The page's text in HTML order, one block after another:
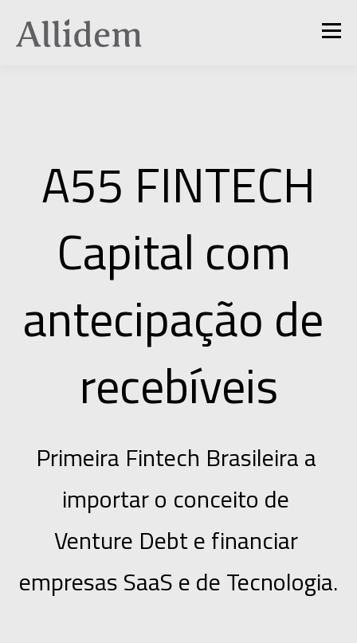
A55 FINTECH
Capital com
antecipação de
recebíveis
Primeira Fintech Brasileira a
importar o conceito de
Venture Debt e financiar
empresas SaaS e de Tecnologia.